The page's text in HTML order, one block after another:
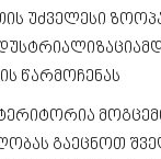
უძველესი
წარმოჩენას
ტერიტორია
გაეცნოთ